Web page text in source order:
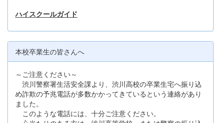
ハイスクールガイド
本校卒業生の皆さんへ
～ご注意ください～
渋川警察署生活安全課より、渋川高校の卒業生宅へ振り込
め詐欺の予兆電話が多数かかってきているという連絡があり
ました。
このような電話には、十分ご注意ください。